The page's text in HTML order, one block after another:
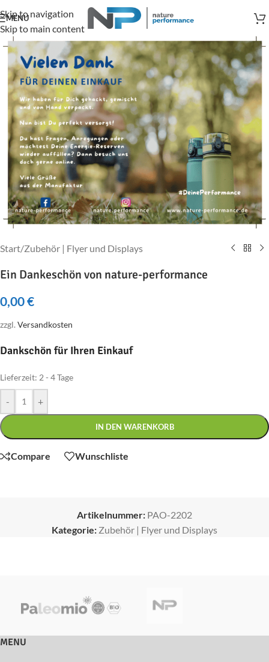
Skip to navigation
Skip to main content
MENU
Start/Zubehör | Flyer und Displays
Ein Dankeschön von nature-performance
0,00€
zzgl. Versandkosten
Dankschön für Ihren Einkauf
Lieferzeit: 2 - 4 Tage
- +
IN DEN WARENKORB
Compare Wunschliste
Artikelnummer: PAO-2202
Kategorie: Zubehör | Flyer und Displays
MENU